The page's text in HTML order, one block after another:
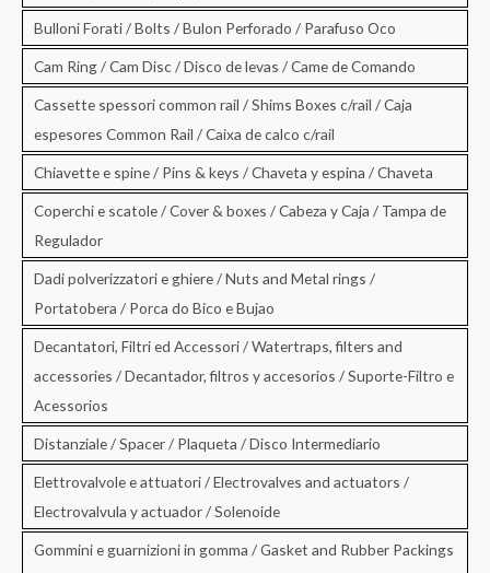
Bulloni Forati / Bolts / Bulon Perforado / Parafuso Oco
Cam Ring / Cam Disc / Disco de levas / Came de Comando
Cassette spessori common rail / Shims Boxes c/rail / Caja
espesores Common Rail / Caixa de calco c/rail
Chiavette e spine / Pins & keys / Chaveta y espina / Chaveta
Coperchi e scatole / Cover & boxes / Cabeza y Caja / Tampa de
Regulador
Dadi polverizzatori e ghiere / Nuts and Metal rings /
Portatobera / Porca do Bico e Bujao
Decantatori, Filtri ed Accessori / Watertraps, filters and
accessories / Decantador, filtros y accesorios / Suporte-Filtro e
Acessorios
Distanziale / Spacer / Plaqueta / Disco Intermediario
Elettrovalvole e attuatori / Electrovalves and actuators /
Electrovalvula y actuador / Solenoide
Gommini e guarnizioni in gomma / Gasket and Rubber Packings